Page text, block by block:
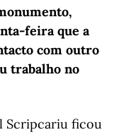
feira que a
com outro
trabalho no
Scripcariu ficou